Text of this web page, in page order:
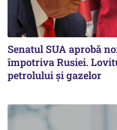
Senatul SUA aprobă
împotriva Rusiei.
petrolului și gazelor